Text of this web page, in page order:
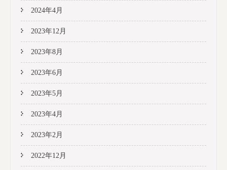
2024年4月
2023年12月
2023年8月
2023年6月
2023年5月
2023年4月
2023年2月
2022年12月